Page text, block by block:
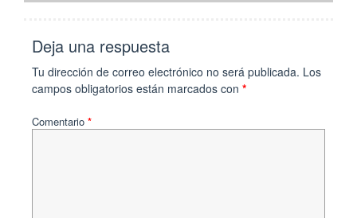
Deja una respuesta
Tu dirección de correo electrónico no será publicada. Los
campos obligatorios están marcados con *
Comentario *